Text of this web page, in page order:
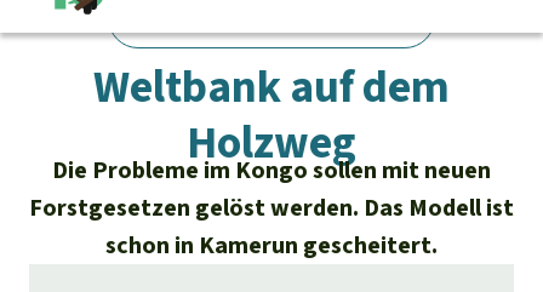
Petitionen
Projekte
Info rmieren
Ihre Spende hilft
Allgemeine Spende
Dringender Spendenaufruf
Regenwald Report 04/2003
Weltbank auf dem
Holzweg
Die Probleme im Kongo sollen mit neuen
Forstgesetzen gelöst werden. Das Modell ist
schon in Kamerun gescheitert.